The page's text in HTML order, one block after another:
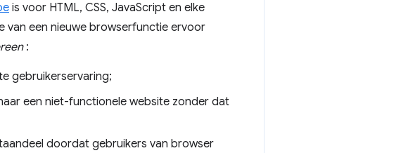
is voor HTML, CSS, JavaScript en elke
een nieuwe browserfunctie ervoor
:
gebruikerservaring;
een niet-functionele website zonder dat
doordat gebruikers van browser